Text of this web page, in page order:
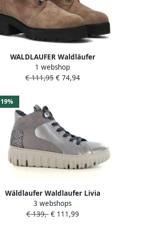
WALDLAUFER Waldläufer
Enkellaarsjes Dames 608802
Maat: 41 Materiaal: Suède Kleur:
1 webshop
€ 111,95€ 74,94
19%
Wäldlaufer Waldlaufer Livia
Veterboots Dames Bruin
3 webshops
€ 139,-€ 111,99